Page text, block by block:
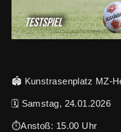
🏟️ Kunstrasenplatz MZ-
🗓️ Samstag, 24.01.2026
⏱️Anstoß: 15.00 Uhr